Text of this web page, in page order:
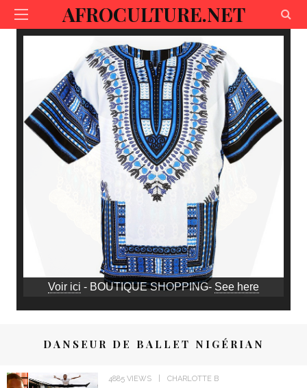
AFROCULTURE.NET
Voir ici - BOUTIQUE SHOPPING- See here
DANSEUR DE BALLET NIGÉRIAN
4885 VIEWS CHARLOTTE B